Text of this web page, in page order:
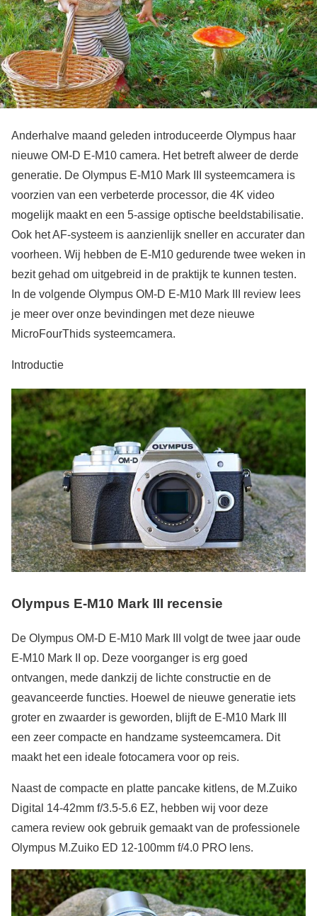
Anderhalve maand geleden introduceerde Olympus haar
nieuwe OM-D E-M10 camera. Het betreft alweer de derde
generatie. De Olympus E-M10 Mark III systeemcamera is
voorzien van een verbeterde processor, die 4K video
mogelijk maakt en een 5-assige optische beeldstabilisatie.
Ook het AF-systeem is aanzienlijk sneller en accurater dan
voorheen. Wij hebben de E-M10 gedurende twee weken in
bezit gehad om uitgebreid in de praktijk te kunnen testen.
In de volgende Olympus OM-D E-M10 Mark III review lees
je meer over onze bevindingen met deze nieuwe
MicroFourThids systeemcamera.
Introductie
Olympus E-M10 Mark III recensie
De Olympus OM-D E-M10 Mark III volgt de twee jaar oude
E-M10 Mark II op. Deze voorganger is erg goed
ontvangen, mede dankzij de lichte constructie en de
geavanceerde functies. Hoewel de nieuwe generatie iets
groter en zwaarder is geworden, blijft de E-M10 Mark III
een zeer compacte en handzame systeemcamera. Dit
maakt het een ideale fotocamera voor op reis.
Naast de compacte en platte pancake kitlens, de M.Zuiko
Digital 14-42mm f/3.5-5.6 EZ, hebben wij voor deze
camera review ook gebruik gemaakt van de professionele
Olympus M.Zuiko ED 12-100mm f/4.0 PRO lens.